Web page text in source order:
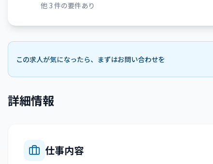
他 3 件の要件あり
この求人が気になったら、まずはお問い合わせを
詳細情報
仕事内容